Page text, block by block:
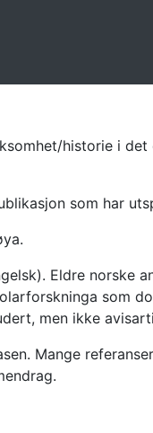
historie i
som har
Eldre norske
som
men ikke
Mange